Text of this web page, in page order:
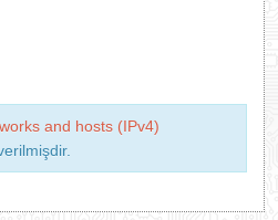
and hosts (IPv4)